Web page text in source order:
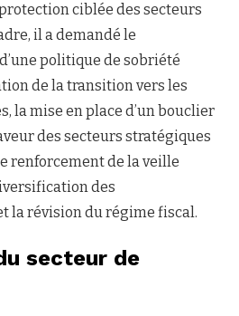
ciblée des secteurs
il a demandé le
politique de sobriété
de la transition vers les
la mise en place d’un bouclier
des secteurs stratégiques
renforcement de la veille
des
la révision du régime fiscal.
secteur de